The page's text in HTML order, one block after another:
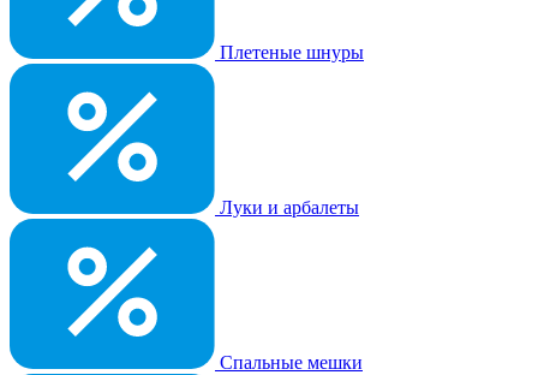
Плетеные шнуры
Луки и арбалеты
Спальные мешки